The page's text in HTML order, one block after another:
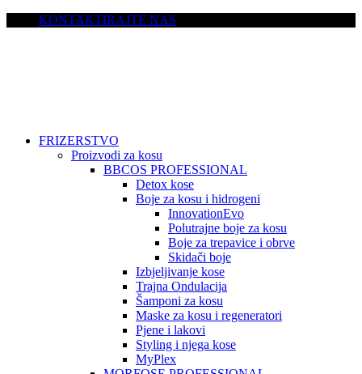
KONTAKTIRAJTE NAS
FRIZERSTVO
Proizvodi za kosu
BBCOS PROFESSIONAL
Detox kose
Boje za kosu i hidrogeni
InnovationEvo
Polutrajne boje za kosu
Boje za trepavice i obrve
Skidači boje
Izbjeljivanje kose
Trajna Ondulacija
Šamponi za kosu
Maske za kosu i regeneratori
Pjene i lakovi
Styling i njega kose
MyPlex